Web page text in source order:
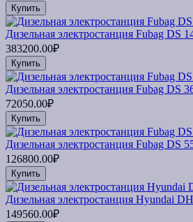
Купить
Дизельная электростанция Fubag DS
383200.00₽
Купить
Дизельная электростанция Fubag DS
72050.00₽
Купить
Дизельная электростанция Fubag DS
126800.00₽
Купить
Дизельная электростанция Hyundai
149560.00₽